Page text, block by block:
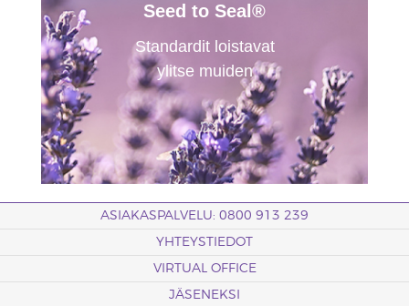
Seed to Seal®
Standardit loistavat
ylitse muiden
ASIAKASPALVELU: 0800 913 239
YHTEYSTIEDOT
VIRTUAL OFFICE
JÄSENEKSI